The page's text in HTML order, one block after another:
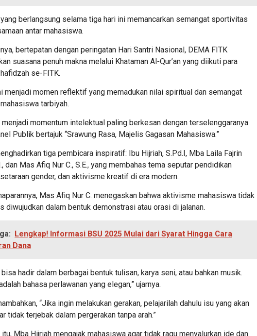
berlangsung selama tiga hari ini memancarkan semangat sportivitas
antar mahasiswa.
bertepatan dengan peringatan Hari Santri Nasional, DEMA FITK
suasana penuh makna melalui Khataman Al-Qur’an yang diikuti para
se-FITK.
menjadi momen reflektif yang memadukan nilai spiritual dan semangat
tarbiyah.
momentum intelektual paling berkesan dengan terselenggaranya
Publik bertajuk “Srawung Rasa, Majelis Gagasan Mahasiswa.”
tiga pembicara inspiratif: Ibu Hijriah, S.Pd.I, Mba Laila Fajrin
dan Mas Afiq Nur C., S.E., yang membahas tema seputar pendidikan
gender, dan aktivisme kreatif di era modern.
Mas Afiq Nur C. menegaskan bahwa aktivisme mahasiswa tidak
diwujudkan dalam bentuk demonstrasi atau orasi di jalanan.
Lengkap! Informasi BSU 2025 Mulai dari Syarat Hingga Cara
Dana
hadir dalam berbagai bentuk tulisan, karya seni, atau bahkan musik.
bahasa perlawanan yang elegan,” ujarnya.
“Jika ingin melakukan gerakan, pelajarilah dahulu isu yang akan
tidak terjebak dalam pergerakan tanpa arah.”
Mba Hijriah mengajak mahasiswa agar tidak ragu menyalurkan ide dan